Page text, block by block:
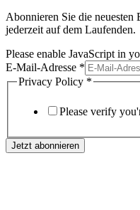
Abonnieren Sie die
jederzeit auf dem Laufenden.
Please enable JavaScript in
E-Mail-Adresse *
Privacy Policy *
Please verify
Jetzt abonnieren